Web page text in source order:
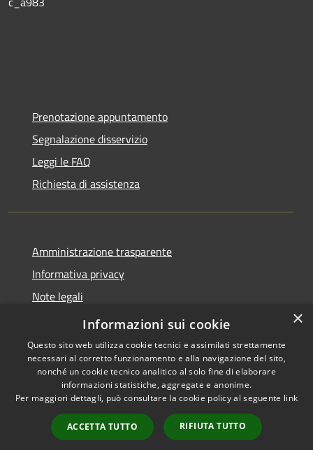
Prenotazione appuntamento
Segnalazione disservizio
Leggi le FAQ
Richiesta di assistenza
Amministrazione trasparente
Informativa privacy
Note legali
Dichiarazione di accessibilità
Accessibilità
Copyright © 2026 • Comune di
Bordano • Powered by
Municipium•
Accesso
redazione
×
Informazioni sui cookie
Questo sito web utilizza cookie tecnici e assimilati strettamente
necessari al corretto funzionamento e alla navigazione del sito,
nonché un cookie tecnico analitico al solo fine di elaborare
informazioni statistiche, aggregate e anonime.
Per maggiori dettagli, può consultare la cookie policy al seguente link
ACCETTA TUTTO RIFIUTA TUTTO